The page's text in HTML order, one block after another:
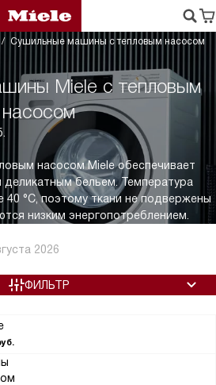
Сушильные машины с тепловым насосом
Miele с тепловым
насосом
насосом Miele обеспечивает
бельем. Температура
40 °С, поэтому ткани не подвержены
низким энергопотреблением.
2026
ФИЛЬТР